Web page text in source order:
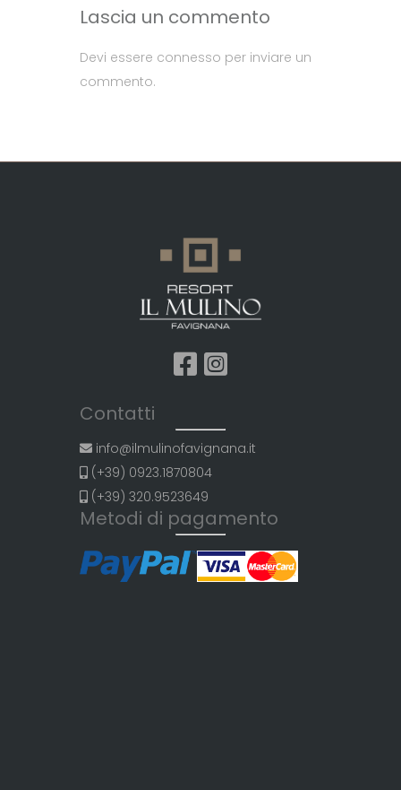
Lascia un commento
Devi essere connesso per inviare un
commento.
Contatti
info@ilmulinofavignana.it
(+39) 0923.1870804
(+39) 320.9523649
Metodi di pagamento